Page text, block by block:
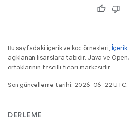
Bu sayfadaki içerik ve kod örnekleri, İçerik
açıklanan lisanslara tabidir. Java ve
ortaklarının tescilli ticari markasıdır.
Son güncelleme tarihi: 2026-06-22 UTC.
DERLEME